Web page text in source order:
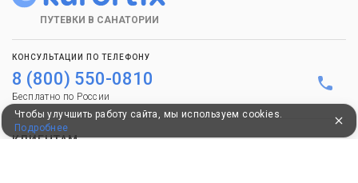
ПУТЕВКИ В САНАТОРИИ
КОНСУЛЬТАЦИИ ПО ТЕЛЕФОНУ
8 (800) 550-0810
Бесплатно по России
КЛИЕНТАМ
Чтобы улучшить работу сайта, мы используем cookies.
Подробнее